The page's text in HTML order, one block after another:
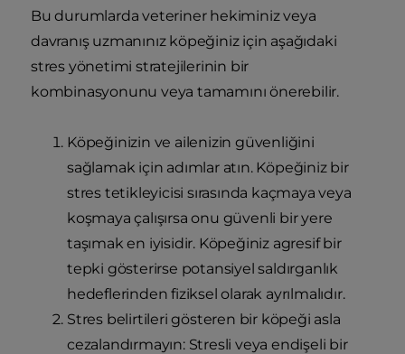
Bu durumlarda veteriner hekiminiz veya
davranış uzmanınız köpeğiniz için aşağıdaki
stres yönetimi stratejilerinin bir
kombinasyonunu veya tamamını önerebilir.
Köpeğinizin ve ailenizin güvenliğini
sağlamak için adımlar atın. Köpeğiniz bir
stres tetikleyicisi sırasında kaçmaya veya
koşmaya çalışırsa onu güvenli bir yere
taşımak en iyisidir. Köpeğiniz agresif bir
tepki gösterirse potansiyel saldırganlık
hedeflerinden fiziksel olarak ayrılmalıdır.
Stres belirtileri gösteren bir köpeği asla
cezalandırmayın: Stresli veya endişeli bir